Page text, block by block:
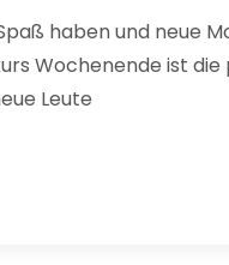
haben und neue
Wochenende ist
Leute